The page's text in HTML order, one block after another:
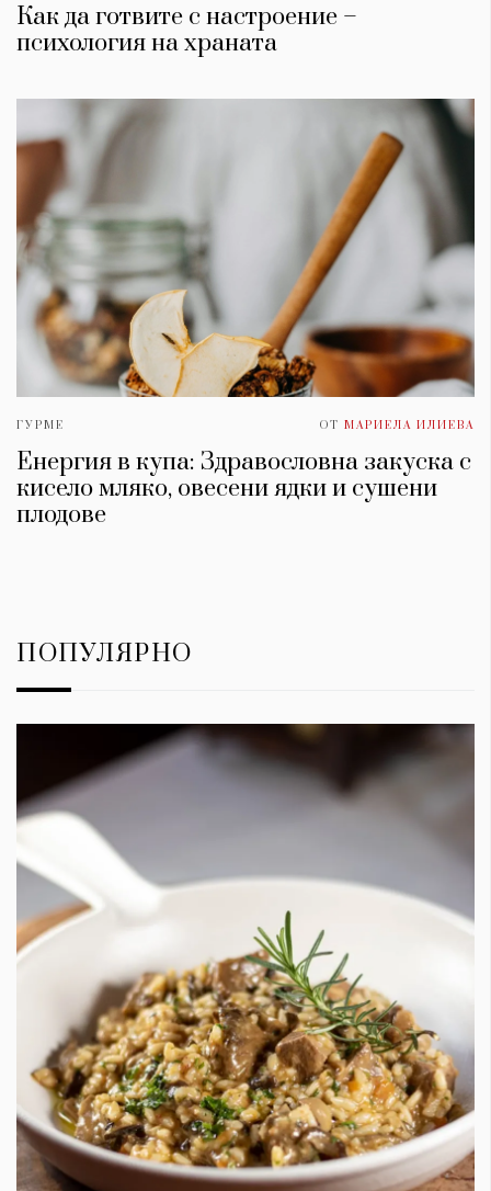
Как да готвите с настроение –
психология на храната
ГУРМЕ ОТ МАРИЕЛА ИЛИЕВА
Енергия в купа: Здравословна закуска с
кисело мляко, овесени ядки и сушени
плодове
ПОПУЛЯРНО